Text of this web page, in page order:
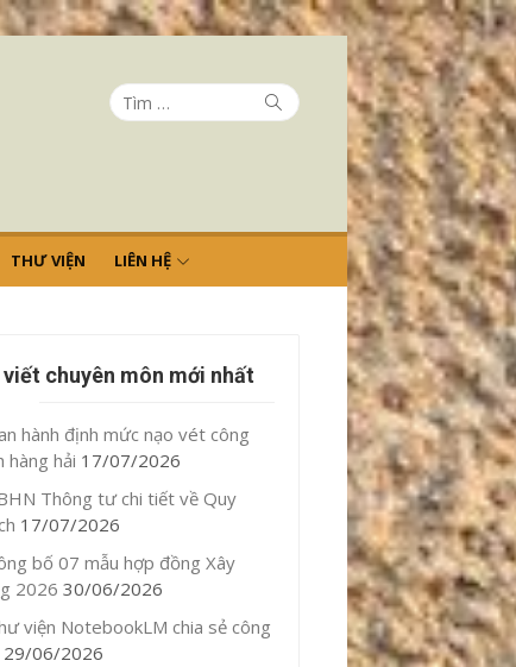
Tìm
kết
Tìm
kiếm
THƯ VIỆN LIÊN HỆ
viết chuyên môn mới nhất
hành định mức nạo vét công
hàng hải 17/07/2026
Thông tư chi tiết về Quy
17/07/2026
bố 07 mẫu hợp đồng Xây
2026 30/06/2026
viện NotebookLM chia sẻ công
29/06/2026